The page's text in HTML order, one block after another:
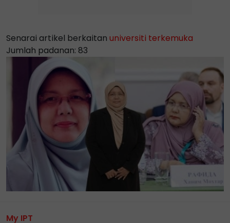
Senarai artikel berkaitan universiti terkemuka
Jumlah padanan: 83
My IPT